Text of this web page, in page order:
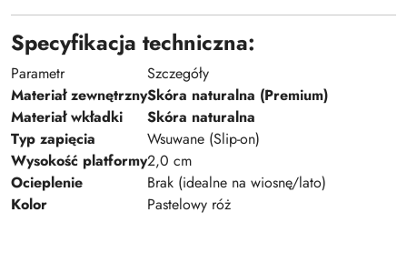
Specyfikacja techniczna:
Parametr
Szczegóły
Materiał zewnętrznySkóra naturalna (Premium)
Materiał wkładki
Skóra naturalna
Typ zapięcia
Wsuwane (Slip-on)
Wysokość platformy2,0 cm
Ocieplenie
Brak (idealne na wiosnę/lato)
Kolor
Pastelowy róż